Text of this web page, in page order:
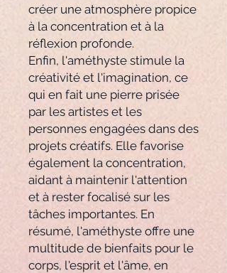
créer une atmosphère propice
à la concentration et à la
réflexion profonde.
Enfin, l'améthyste stimule la
créativité et l'imagination, ce
qui en fait une pierre prisée
par les artistes et les
personnes engagées dans des
projets créatifs. Elle favorise
également la concentration,
aidant à maintenir l'attention
et à rester focalisé sur les
tâches importantes. En
résumé, l'améthyste offre une
multitude de bienfaits pour le
corps, l'esprit et l'âme, en